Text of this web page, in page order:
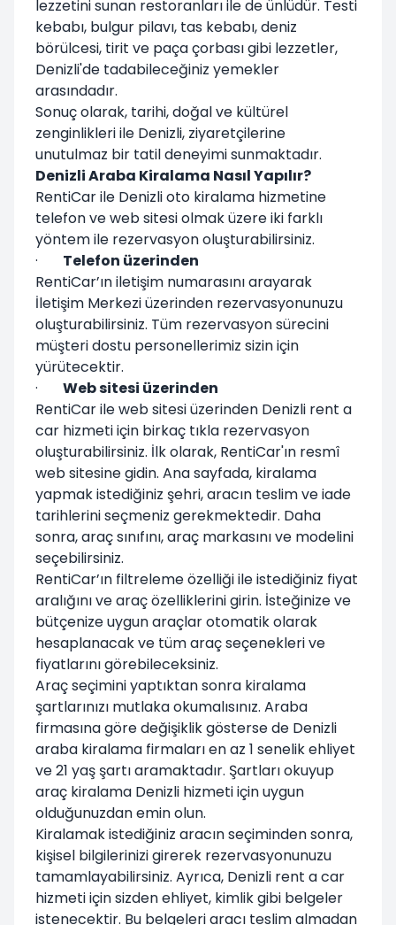
lezzetini sunan restoranları ile de ünlüdür. Testi
kebabı, bulgur pilavı, tas kebabı, deniz
börülcesi, tirit ve paça çorbası gibi lezzetler,
Denizli'de tadabileceğiniz yemekler
arasındadır.
Sonuç olarak, tarihi, doğal ve kültürel
zenginlikleri ile Denizli, ziyaretçilerine
unutulmaz bir tatil deneyimi sunmaktadır.
Denizli Araba Kiralama Nasıl Yapılır?
RentiCar ile Denizli oto kiralama hizmetine
telefon ve web sitesi olmak üzere iki farklı
yöntem ile rezervasyon oluşturabilirsiniz.
· Telefon üzerinden
RentiCar’ın iletişim numarasını arayarak
İletişim Merkezi üzerinden rezervasyonunuzu
oluşturabilirsiniz. Tüm rezervasyon sürecini
müşteri dostu personellerimiz sizin için
yürütecektir.
· Web sitesi üzerinden
RentiCar ile web sitesi üzerinden Denizli rent a
car hizmeti için birkaç tıkla rezervasyon
oluşturabilirsiniz. İlk olarak, RentiCar'ın resmî
web sitesine gidin. Ana sayfada, kiralama
yapmak istediğiniz şehri, aracın teslim ve iade
tarihlerini seçmeniz gerekmektedir. Daha
sonra, araç sınıfını, araç markasını ve modelini
seçebilirsiniz.
RentiCar’ın filtreleme özelliği ile istediğiniz fiyat
aralığını ve araç özelliklerini girin. İsteğinize ve
bütçenize uygun araçlar otomatik olarak
hesaplanacak ve tüm araç seçenekleri ve
fiyatlarını görebileceksiniz.
Araç seçimini yaptıktan sonra kiralama
şartlarınızı mutlaka okumalısınız. Araba
firmasına göre değişiklik gösterse de Denizli
araba kiralama firmaları en az 1 senelik ehliyet
ve 21 yaş şartı aramaktadır. Şartları okuyup
araç kiralama Denizli hizmeti için uygun
olduğunuzdan emin olun.
Kiralamak istediğiniz aracın seçiminden sonra,
kişisel bilgilerinizi girerek rezervasyonunuzu
tamamlayabilirsiniz. Ayrıca, Denizli rent a car
hizmeti için sizden ehliyet, kimlik gibi belgeler
istenecektir. Bu belgeleri aracı teslim almadan